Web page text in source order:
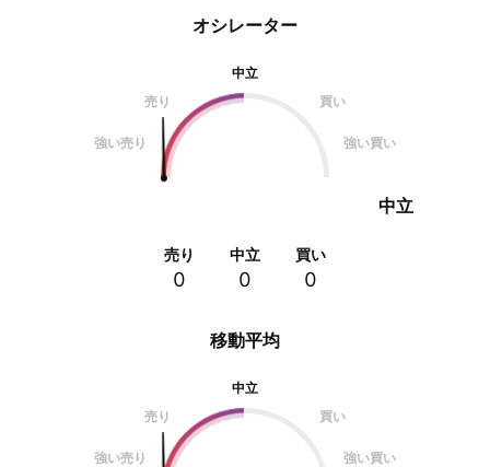
オシレーター
中立
売り
買い
強い売り 強い買い
中立
売り
0
中立
0
買い
0
移動平均
中立
売り
買い
強い売り 強い買い